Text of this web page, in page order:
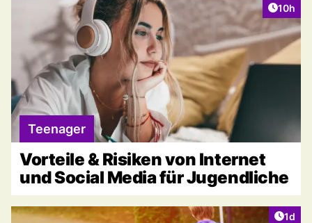
Artikel
10h
Teenager
Vorteile & Risiken von Internet
und Social Media für Jugendliche
1d